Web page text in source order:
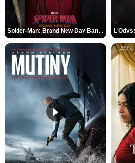
Spider-Man: Brand New Day Bande-annonce VO STFR